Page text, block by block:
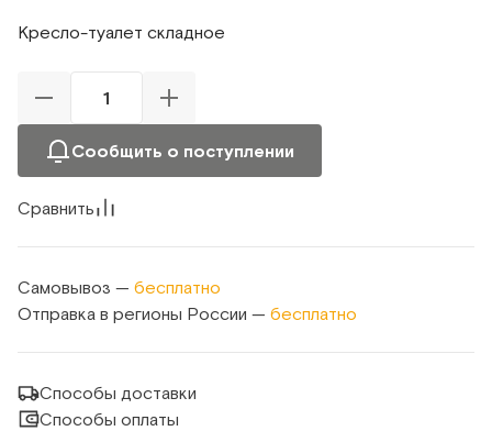
Кресло-туалет складное
Сообщить о поступлении
Сравнить
Самовывоз — бесплатно
Отправка в регионы России — бесплатно
Способы доставки
Способы оплаты